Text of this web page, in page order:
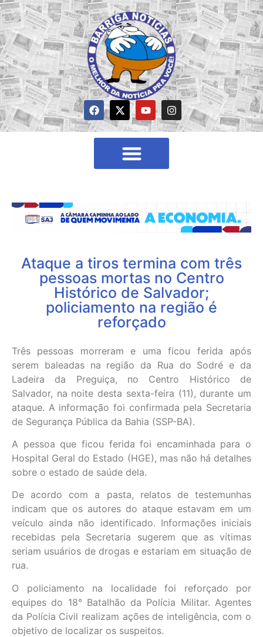
Ataque a tiros termina com três
pessoas mortas no Centro
Histórico de Salvador;
policiamento na região é
reforçado
Três pessoas morreram e uma ficou ferida após
serem baleadas na região da Rua do Sodré e da
Ladeira da Preguiça, no Centro Histórico de
Salvador, na noite desta sexta-feira (11), durante um
ataque. A informação foi confirmada pela Secretaria
de Segurança Pública da Bahia (SSP-BA).
A pessoa que ficou ferida foi encaminhada para o
Hospital Geral do Estado (HGE), mas não há detalhes
sobre o estado de saúde dela.
De acordo com a pasta, relatos de testemunhas
indicam que os autores do ataque estavam em um
veículo ainda não identificado. Informações iniciais
recebidas pela Secretaria sugerem que as vítimas
seriam usuários de drogas e estariam em situação de
rua.
O policiamento na localidade foi reforçado por
equipes do 18° Batalhão da Polícia Militar. Agentes
da Polícia Civil realizam ações de inteligência, com o
objetivo de localizar os suspeitos.